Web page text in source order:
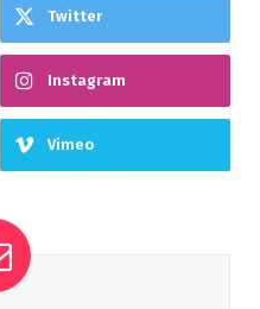
Twitter
Instagram
Vimeo